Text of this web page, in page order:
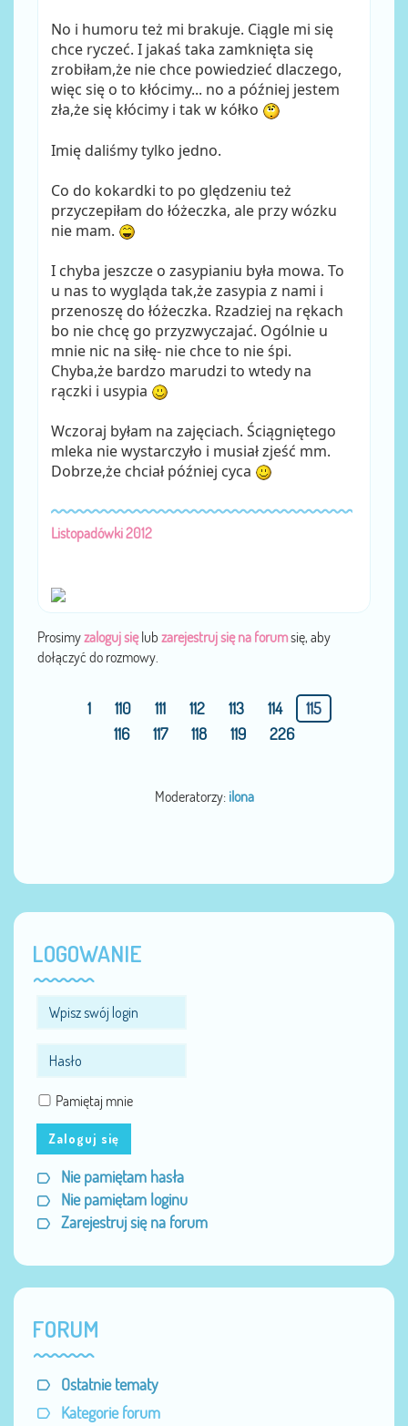
No i humoru też mi brakuje. Ciągle mi się
chce ryczeć. I jakaś taka zamknięta się
zrobiłam,że nie chce powiedzieć dlaczego,
więc się o to kłócimy... no a później jestem
zła,że się kłócimy i tak w kółko
Imię daliśmy tylko jedno.
Co do kokardki to po ględzeniu też
przyczepiłam do łóżeczka, ale przy wózku
nie mam.
I chyba jeszcze o zasypianiu była mowa. To
u nas to wygląda tak,że zasypia z nami i
przenoszę do łóżeczka. Rzadziej na rękach
bo nie chcę go przyzwyczajać. Ogólnie u
mnie nic na siłę- nie chce to nie śpi.
Chyba,że bardzo marudzi to wtedy na
rączki i usypia
Wczoraj byłam na zajęciach. Ściągniętego
mleka nie wystarczyło i musiał zjeść mm.
Dobrze,że chciał później cyca
Listopadówki 2012
Prosimyzaloguj sięlub zarejestruj się na forumsię, aby
dołączyć do rozmowy.
1 110 111 112 113 114
115
116
117 118 119 226
Moderatorzy: ilona
LOGOWANIE
Pamiętaj mnie
Zaloguj się
Nie pamiętam hasła
Nie pamiętam loginu
Zarejestruj się na forum
FORUM
Ostatnie tematy
Kategorie forum